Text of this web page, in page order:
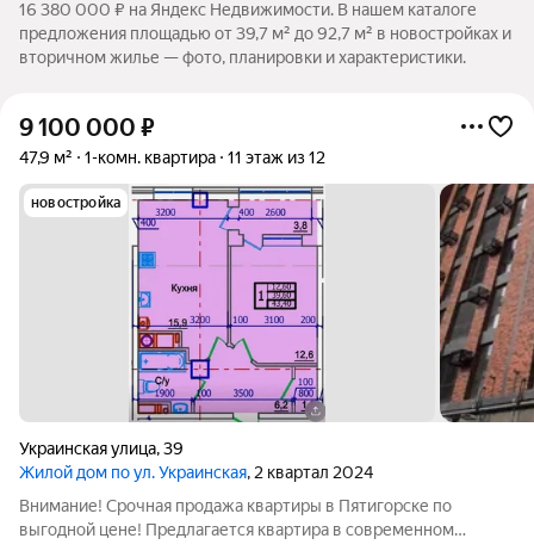
16 380 000 ₽ на Яндекс Недвижимости. В нашем каталоге
предложения площадью от 39,7 м² до 92,7 м² в новостройках и
вторичном жилье — фото, планировки и характеристики.
9 100 000 ₽
47,9 м² 1-комн. квартира 11 этаж из 12
новостройка
Украинская улица,39
Жилой дом по ул. Украинская, 2 квартал 2024
Внимание! Срочная продажа квартиры в Пятигорске по
выгодной цене! Предлагается квартира в современном